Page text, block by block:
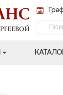
КАТАЛОГ